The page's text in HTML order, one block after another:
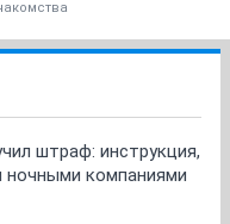
штраф: инструкция,
компаниями